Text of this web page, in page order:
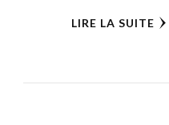
LIRE LA SUITE